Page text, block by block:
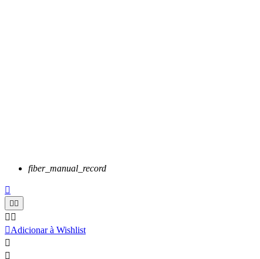
fiber_manual_record

 
 
Adicionar à Wishlist

